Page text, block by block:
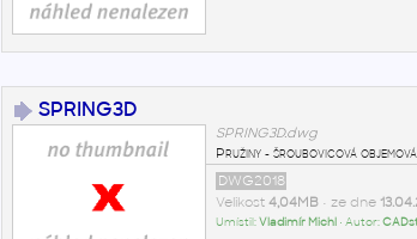
SPRING3D
SPRING3D.dwg
Pružiny - šroubovicová
DWG2018
Velikost 4,04MB• ze dne
Umístil:Vladimír Michl • Autor: